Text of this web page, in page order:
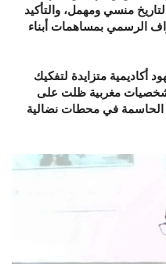
منسي ومهمل، والتأكيد
الرسمي بمساهمات أبناء
أكاديمية متزايدة لتفكيك
شخصيات مغربية ظلت على
الحاسمة في محطات نضالية